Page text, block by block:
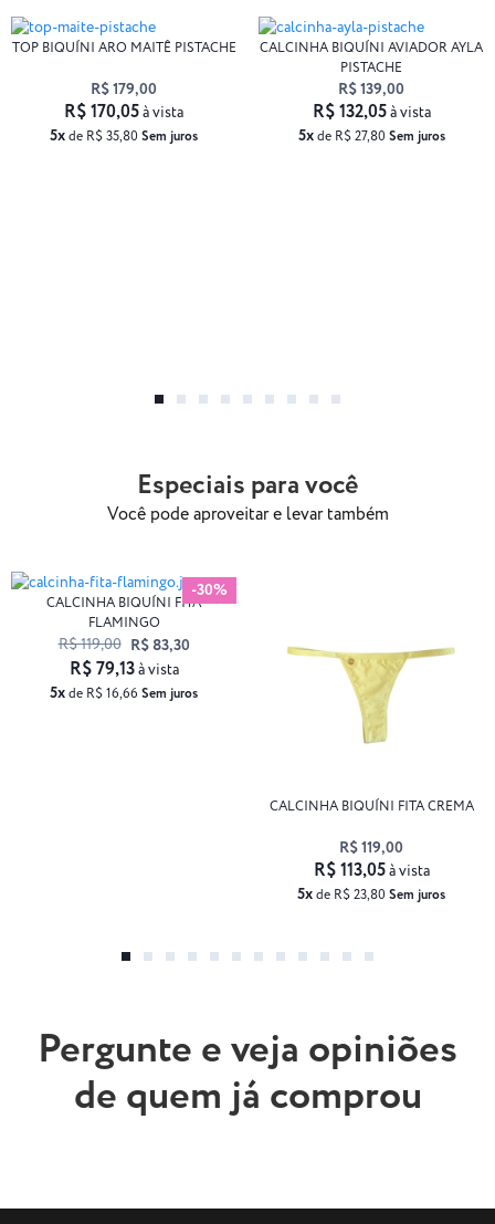
TOP BIQUÍNI ARO MAITÊ PISTACHE
R$ 179,00
5xde R$ 35,80 Sem juros
R$ 170,05à vista
CALCINHA BIQUÍNI AVIADOR AYLA
PISTACHE
R$ 139,00
5xde R$ 27,80 Sem juros
R$ 132,05à vista
Especiais para você
Você pode aproveitar e levar também
-30%
CALCINHA BIQUÍNI FITA
FLAMINGO
R$ 119,00 R$ 83,30
5xde R$ 16,66 Sem juros
R$ 79,13à vista
CALCINHA BIQUÍNI FITA CREMA
R$ 119,00
5xde R$ 23,80 Sem juros
R$ 113,05à vista
Pergunte e veja opiniões
de quem já comprou